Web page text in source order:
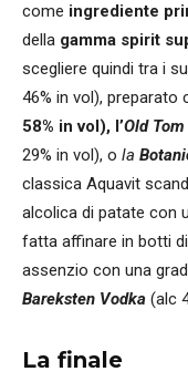
come ingrediente
della gamma spirit
scegliere quindi tra i
46% in vol), preparato
58% in vol), l’Old
29% in vol), o la
classica Aquavit
alcolica di patate con
fatta affinare in botti di
assenzio con una
Bareksten Vodka (alc
La finale